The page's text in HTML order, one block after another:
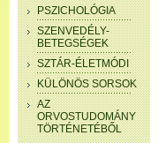
PSZICHOLÓGIA
SZENVEDÉLY-
BETEGSÉGEK
SZTÁR-ÉLETMÓDI
KÜLÖNÖS SORSOK
AZ
ORVOSTUDOMÁNY
TÖRTÉNETÉBŐL